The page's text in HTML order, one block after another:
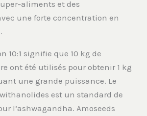
aliments et des
une forte concentration en
10:1 signifie que 10 kg de
ont été utilisés pour obtenir 1 kg
une grande puissance. Le
est un standard de
l’ashwagandha. Amoseeds